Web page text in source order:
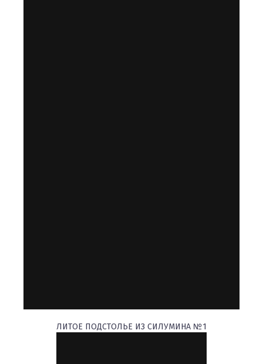
ЛИТОЕ ПОДСТОЛЬЕ ИЗ СИЛУМИНА №1